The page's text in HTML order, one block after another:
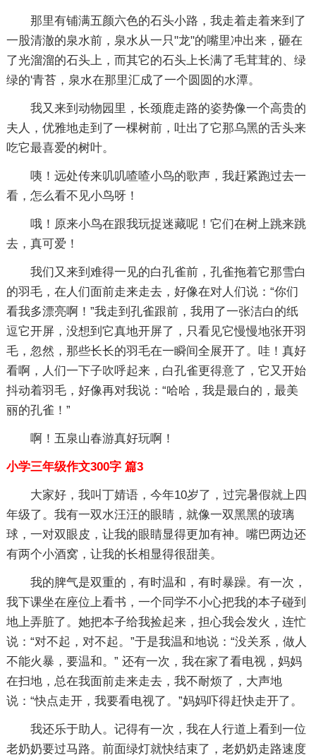
那里有铺满五颜六色的石头小路，我走着走着来到了
一股清澈的泉水前，泉水从一只"龙"的嘴里冲出来，砸在
了光溜溜的石头上，而其它的石头上长满了毛茸茸的、绿
绿的'青苔，泉水在那里汇成了一个圆圆的水潭。
我又来到动物园里，长颈鹿走路的姿势像一个高贵的
夫人，优雅地走到了一棵树前，吐出了它那乌黑的舌头来
吃它最喜爱的树叶。
咦！远处传来叽叽喳喳小鸟的歌声，我赶紧跑过去一
看，怎么看不见小鸟呀！
哦！原来小鸟在跟我玩捉迷藏呢！它们在树上跳来跳
去，真可爱！
我们又来到难得一见的白孔雀前，孔雀拖着它那雪白
的羽毛，在人们面前走来走去，好像在对人们说：“你们
看我多漂亮啊！”我走到孔雀跟前，我用了一张洁白的纸
逗它开屏，没想到它真地开屏了，只看见它慢慢地张开羽
毛，忽然，那些长长的羽毛在一瞬间全展开了。哇！真好
看啊，人们一下子吹呼起来，白孔雀更得意了，它又开始
抖动着羽毛，好像再对我说：“哈哈，我是最白的，最美
丽的孔雀！”
啊！五泉山春游真好玩啊！
小学三年级作文300字 篇3
大家好，我叫丁婧语，今年10岁了，过完暑假就上四
年级了。我有一双水汪汪的眼睛，就像一双黑黑的玻璃
球，一对双眼皮，让我的眼睛显得更加有神。嘴巴两边还
有两个小酒窝，让我的长相显得很甜美。
我的脾气是双重的，有时温和，有时暴躁。有一次，
我下课坐在座位上看书，一个同学不小心把我的本子碰到
地上弄脏了。她把本子给我捡起来，担心我会发火，连忙
说：“对不起，对不起。”于是我温和地说：“没关系，做人
不能火暴，要温和。” 还有一次，我在家了看电视，妈妈
在扫地，总在我面前走来走去，我不耐烦了，大声地
说：“快点走开，我要看电视了。”妈妈吓得赶快走开了。
我还乐于助人。记得有一次，我在人行道上看到一位
老奶奶要过马路。前面绿灯就快结束了，老奶奶走路速度